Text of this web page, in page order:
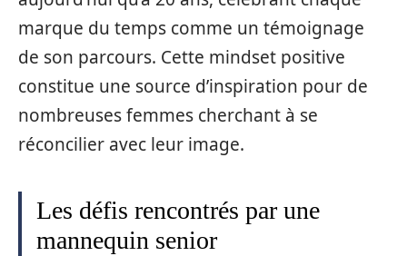
marque du temps comme un témoignage
de son parcours. Cette mindset positive
constitue une source d’inspiration pour de
nombreuses femmes cherchant à se
réconcilier avec leur image.
Les défis rencontrés par une
mannequin senior